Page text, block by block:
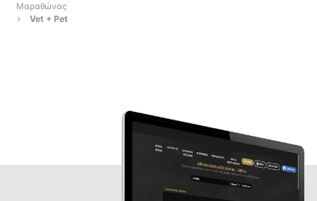
Μαραθώνας
Vet + Pet